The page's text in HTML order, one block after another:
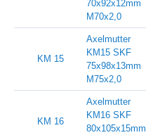
70x92x12mm
M70x2,0
KM 15
Axelmutter
KM15 SKF
75x98x13mm
M75x2,0
KM 16
Axelmutter
KM16 SKF
80x105x15mm